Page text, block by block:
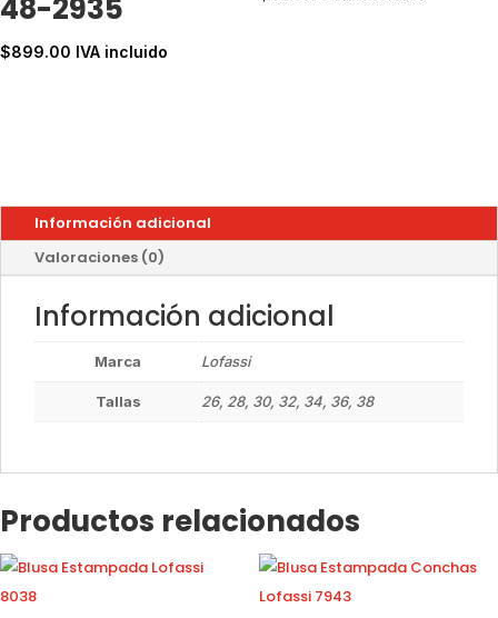
48-2935
$899.00 IVA incluido
Información adicional
Valoraciones (0)
Información adicional
Marca Lofassi
Tallas 26, 28, 30, 32, 34, 36, 38
Productos relacionados